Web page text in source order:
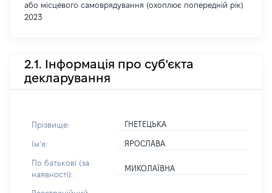
або місцевого самоврядування (охоплює попередній рік)
2023
2.1. Інформація про суб'єкта
декларування
Прізвище: ГНЕТЕЦЬКА
Імʼя: ЯРОСЛАВА
По батькові (за
наявності):
МИКОЛАЇВНА